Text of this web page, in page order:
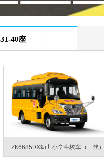
31-40座
ZK6685DX幼儿小学生校车（三代）